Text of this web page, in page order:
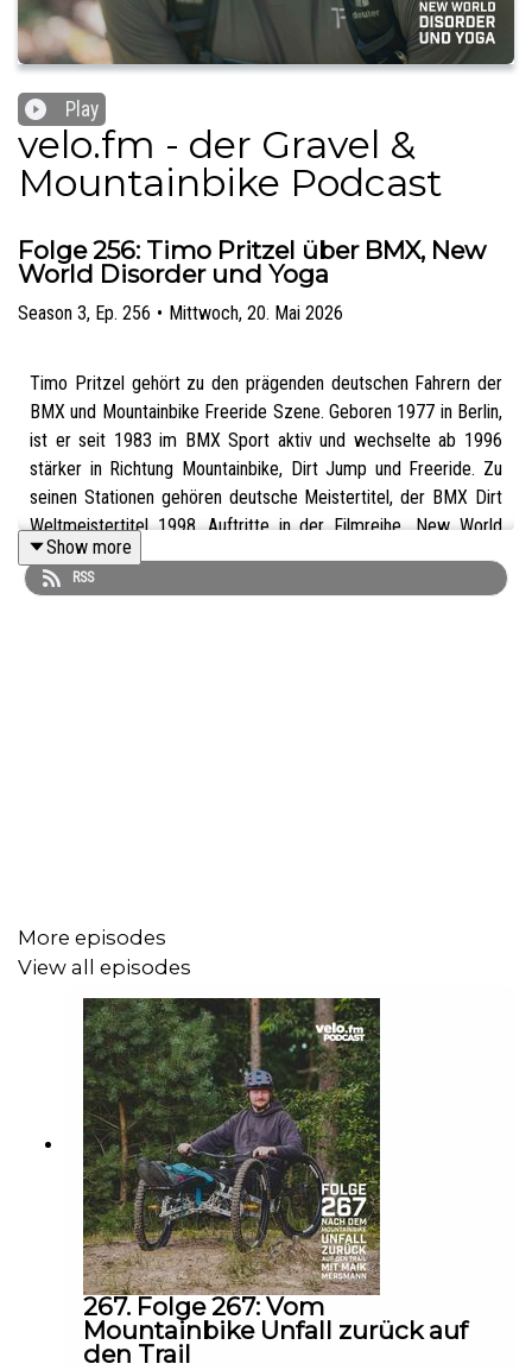
Play
velo.fm - der Gravel &
Mountainbike Podcast
Folge 256: Timo Pritzel über BMX, New
World Disorder und Yoga
Season 3, Ep. 256 • Mittwoch, 20. Mai 2026
Timo Pritzel gehört zu den prägenden deutschen Fahrern der
BMX und Mountainbike Freeride Szene. Geboren 1977 in Berlin,
ist er seit 1983 im BMX Sport aktiv und wechselte ab 1996
stärker in Richtung Mountainbike, Dirt Jump und Freeride. Zu
seinen Stationen gehören deutsche Meistertitel, der BMX Dirt
Weltmeistertitel 1998, Auftritte in der Filmreihe „New World
Disorder“ und ein zweiter Platz beim Crankworx Slopestyle
2004. Heute arbeitet Timo unter anderem als Yoga Lehrer und
und Sprüngen schrittweise ein Beruf wurde. Gleichzeitig geht
es um die andere Seite dieser Karriere: Verletzungen, Druck,
Sponsoren, Selbstvermarktung und die Frage, wann aus „höher,
weiter, krasser“ ein Punkt erreicht ist, an dem der Körper und
der Kopf andere Antworten brauchen.
Ein zentraler Teil des Gesprächs ist Timos Weg zum Yoga.
Nach schweren Verletzungen, Rückenschmerzen und Phasen
mit hohem mentalem Druck findet er über Thailand,
Körperarbeit, Atmung und neue Trainingsformen einen anderen
Zugang zu sich selbst. Heute gibt er diese Erfahrungen weiter,
unter anderem in Yoga Angeboten für Biker und in
therapeutischen Kontexten.
Für wen ist die Folge interessant?
Show more
RSS
More episodes
View all episodes
267. Folge 267: Vom
Mountainbike Unfall zurück auf
den Trail